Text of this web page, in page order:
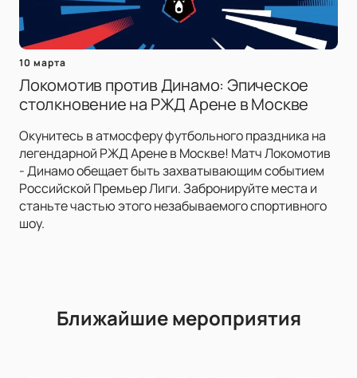
10 марта
Локомотив против Динамо: Эпическое
столкновение на РЖД Арене в Москве
Окунитесь в атмосферу футбольного праздника на
легендарной РЖД Арене в Москве! Матч Локомотив
- Динамо обещает быть захватывающим событием
Российской Премьер Лиги. Забронируйте места и
станьте частью этого незабываемого спортивного
шоу.
Ближайшие мероприятия